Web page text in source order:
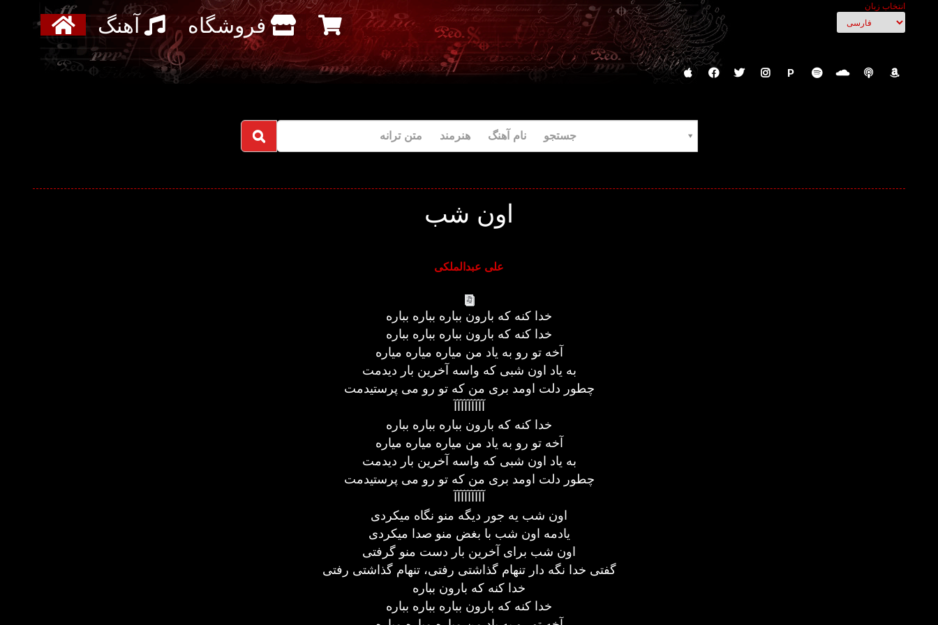
انتخاب زبان
آهنگ فروشگاه
P
جستجو نام آهنگ هنرمند متن ترانه
اون شب
علی عبدالملکی
خدا کنه که بارون بباره بباره بباره
خدا کنه که بارون بباره بباره بباره
آخه تو رو به یاد من میاره میاره میاره
به یاد اون شبی که واسه آخرین بار دیدمت
چطور دلت اومد بری من که تو رو می پرستیدمت
آآآآآآآآآ
خدا کنه که بارون بباره بباره بباره
آخه تو رو به یاد من میاره میاره میاره
به یاد اون شبی که واسه آخرین بار دیدمت
چطور دلت اومد بری من که تو رو می پرستیدمت
آآآآآآآآآ
اون شب یه جور دیگه منو نگاه میکردی
یادمه اون شب با بغض منو صدا میکردی
اون شب برای آخرین بار دست منو گرفتی
گفتی خدا نگه دار تنهام گذاشتی رفتی، تنهام گذاشتی رفتی
خدا کنه که بارون بباره
خدا کنه که بارون بباره بباره بباره